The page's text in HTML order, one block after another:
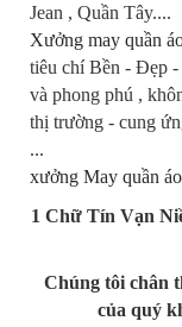
Jean , Quần Tây....
Xưởng may quần
tiêu chí Bền - Đẹp -
và phong phú ,
thị trường - cung
...
xưởng May quần áo
1 Chữ Tín Vạn
Chúng tôi chân
của quý